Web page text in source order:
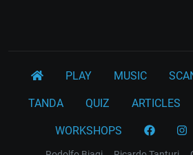
PLAY MUSIC
TANDA QUIZ ARTICLES
WORKSHOPS